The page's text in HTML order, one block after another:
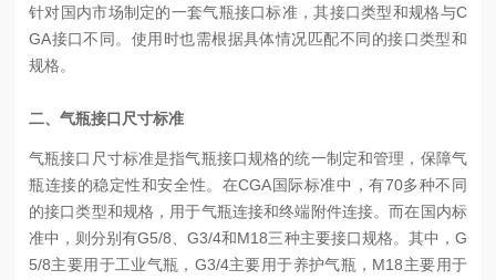
针对国内市场制定的一套气瓶接口标准，其接口类型和规格与C
GA接口不同。使用时也需根据具体情况匹配不同的接口类型和
规格。
二、气瓶接口尺寸标准
气瓶接口尺寸标准是指气瓶接口规格的统一制定和管理，保障气
瓶连接的稳定性和安全性。在CGA国际标准中，有70多种不同
的接口类型和规格，用于气瓶连接和终端附件连接。而在国内标
准中，则分别有G5/8、G3/4和M18三种主要接口规格。其中，G
5/8主要用于工业气瓶，G3/4主要用于养护气瓶，M18主要用于